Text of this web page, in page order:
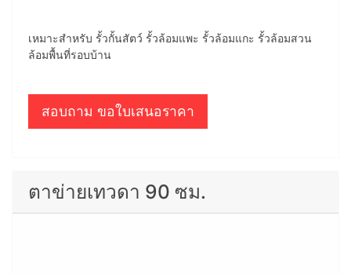
เหมาะสำหรับ รั้วกั้นสัตว์ รั้วล้อมแพะ รั้วล้อมแกะ รั้วล้อมสวน
ล้อมพื้นที่รอบบ้าน
สอบถาม ขอใบเสนอราคา
ตาข่ายเทวดา 90 ซม.